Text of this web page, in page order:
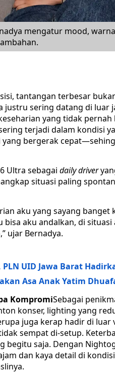
mengatur mood,
tantangan terbesar
sering datang di luar
yang tidak
terjadi dalam kondisi
bergerak
Ultra sebagai daily driver
situasi paling
aku yang sayang
bisa aku andalkan, di
ujar Bernadya.
UID Jawa Barat
Asa Anak Yatim
KompromiSebagai
konser, lighting yang
juga kerap hadir di
sempat di-setup.
saja. Dengan
dan kaya detail di